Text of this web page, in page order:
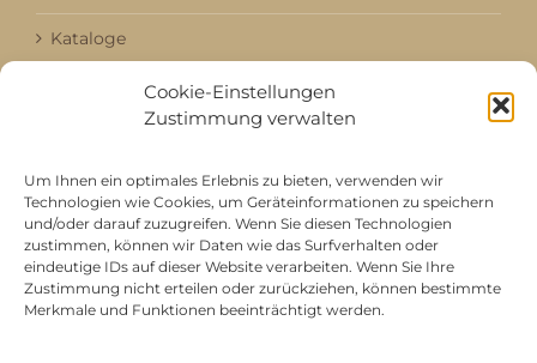
Cookie-Einstellungen
Zustimmung verwalten
Um Ihnen ein optimales Erlebnis zu bieten, verwenden wir
Technologien wie Cookies, um Geräteinformationen zu speichern
und/oder darauf zuzugreifen. Wenn Sie diesen Technologien
zustimmen, können wir Daten wie das Surfverhalten oder
eindeutige IDs auf dieser Website verarbeiten. Wenn Sie Ihre
Zustimmung nicht erteilen oder zurückziehen, können bestimmte
Merkmale und Funktionen beeinträchtigt werden.
Kataloge
Aktuell / Saison
Mitgliedschaft bei